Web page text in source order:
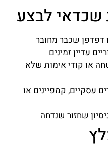
שכדאי לבצע
שכבר מחובר
עדיין זמינים
או קודי אימות שלא
עסקיים, קמפיינים או
שחזור שנדחה